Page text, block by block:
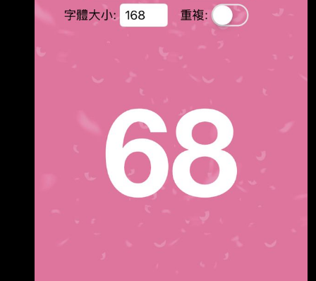
下 （都贈送了，可以不洗這麼大台的嗎） 4.請在